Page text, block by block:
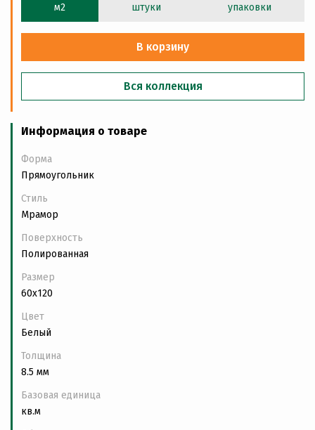
м2 штуки упаковки
В корзину
Вся коллекция
Информация о товаре
Форма
Прямоугольник
Стиль
Мрамор
Поверхность
Полированная
Размер
60x120
Цвет
Белый
Толщина
8.5 мм
Базовая единица
кв.м